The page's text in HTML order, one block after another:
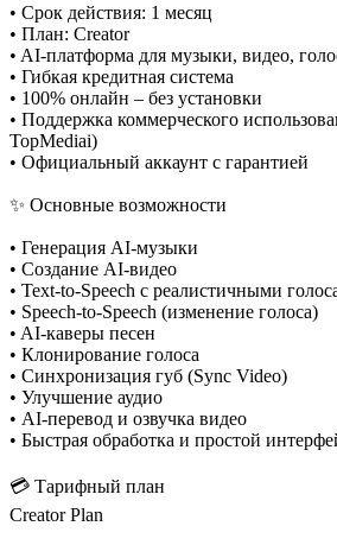
• Срок действия: 1 месяц
• План: Creator
• AI-платформа для музыки, видео,
• Гибкая кредитная система
• 100% онлайн – без установки
• Поддержка коммерческого
TopMediai)
• Официальный аккаунт с гарантией
✨ Основные возможности
• Генерация AI-музыки
• Создание AI-видео
• Text-to-Speech с реалистичными
• Speech-to-Speech (изменение голоса)
• AI-каверы песен
• Клонирование голоса
• Синхронизация губ (Sync Video)
• Улучшение аудио
• AI-перевод и озвучка видео
• Быстрая обработка и простой
💳 Тарифный план
Creator Plan